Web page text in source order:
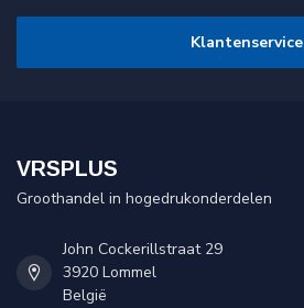
Klantenservice
VRSPLUS
Groothandel in hogedrukonderdelen
John Cockerillstraat 29
3920 Lommel
België